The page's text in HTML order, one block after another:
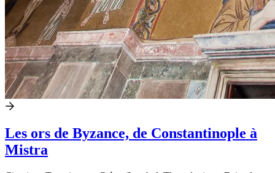
Les ors de Byzance, de Constantinople à
Mistra